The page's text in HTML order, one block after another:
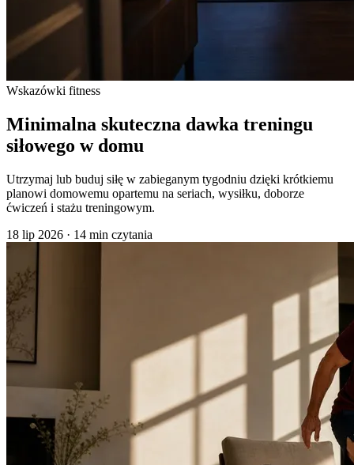
Wskazówki fitness
Minimalna skuteczna dawka treningu
siłowego w domu
Utrzymaj lub buduj siłę w zabieganym tygodniu dzięki krótkiemu
planowi domowemu opartemu na seriach, wysiłku, doborze
ćwiczeń i stażu treningowym.
18 lip 2026 · 14 min czytania